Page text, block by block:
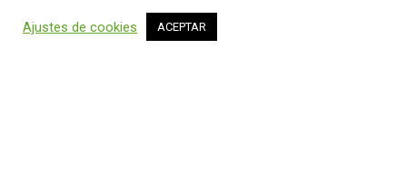
Ajustes de cookies ACEPTAR